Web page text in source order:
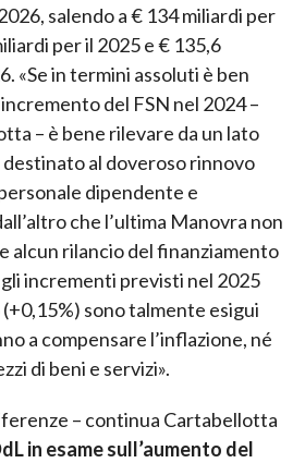
salendo a € 134 miliardi per
per il 2025 e € 135,6
«Se in termini assoluti è ben
del FSN nel 2024 –
– è bene rilevare da un lato
destinato al doveroso rinnovo
dipendente e
che l’ultima Manovra non
alcun rilancio del finanziamento
incrementi previsti nel 2025
sono talmente esigui
a compensare l’inflazione, né
di beni e servizi».
– continua Cartabellotta
in esame sull’aumento del